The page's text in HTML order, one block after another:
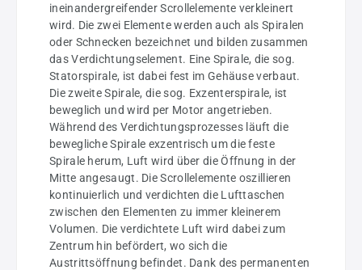
ineinandergreifender Scrollelemente verkleinert
wird. Die zwei Elemente werden auch als Spiralen
oder Schnecken bezeichnet und bilden zusammen
das Verdichtungselement. Eine Spirale, die sog.
Statorspirale, ist dabei fest im Gehäuse verbaut.
Die zweite Spirale, die sog. Exzenterspirale, ist
beweglich und wird per Motor angetrieben.
Während des Verdichtungsprozesses läuft die
bewegliche Spirale exzentrisch um die feste
Spirale herum, Luft wird über die Öffnung in der
Mitte angesaugt. Die Scrollelemente oszillieren
kontinuierlich und verdichten die Lufttaschen
zwischen den Elementen zu immer kleinerem
Volumen. Die verdichtete Luft wird dabei zum
Zentrum hin befördert, wo sich die
Austrittsöffnung befindet. Dank des permanenten